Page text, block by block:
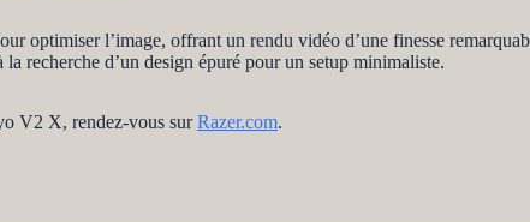
optimiser l’image, offrant un rendu vidéo d’une finesse
recherche d’un design épuré pour un setup minimaliste.
V2 X, rendez-vous surRazer.com.